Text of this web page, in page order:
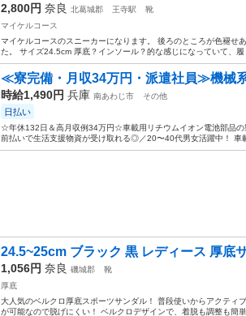
2,800円 奈良 北葛城郡 王寺駅
靴
マイケルコース
マイケルコースのスニーカーになります。 後ろのところが色褪せ
た。 サイズ24.5cm 厚底？インソール？的な感じになっていて、
≪寮完備・月収34万円・派遣社員≫機械
時給1,490円 兵庫 南あわじ市 その他
日払い
☆年休132日＆高月収例34万円☆車載用リチウムイオン電池部品
前払いで生活支援物資が受け取れる◎／20〜40代男女活躍中！ 車
24.5~25cm ブラック 黒 レディース 厚底
1,056円 奈良 磯城郡
靴
厚底
大人気のベルクロ厚底スポーツサンダル！ 普段使いからアクティ
が可能なので脱げにくい！ ベルクロデザインで、着脱も調整も簡